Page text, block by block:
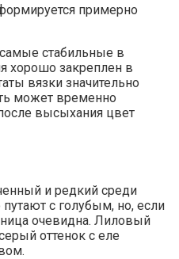
примерно
стабильные в
хорошо закреплен в
вязки значительно
может временно
высыхания цвет
и редкий среди
путают с голубым, но, если
очевидна. Лиловый
оттенок с еле